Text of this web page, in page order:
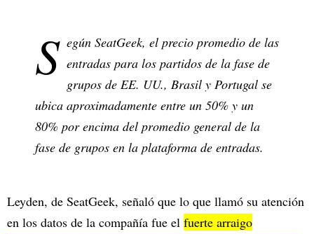
S egún SeatGeek, el precio promedio de las
entradas para los partidos de la fase de
grupos de EE. UU., Brasil y Portugal se
ubica aproximadamente entre un 50% y un
80% por encima del promedio general de la
fase de grupos en la plataforma de entradas.
Leyden, de SeatGeek, señaló que lo que llamó su atención
en los datos de la compañía fue el fuerte arraigo